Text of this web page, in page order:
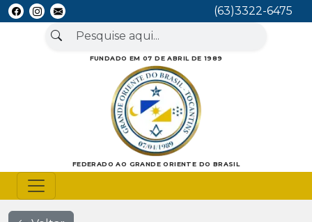
(63)3322-6475
FUNDADO EM 07 DE ABRIL DE 1989
FEDERADO AO GRANDE ORIENTE DO BRASIL